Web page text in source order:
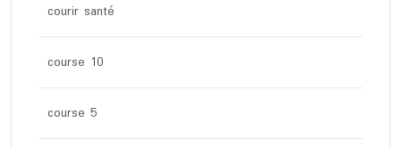
courir santé
course 10
course 5